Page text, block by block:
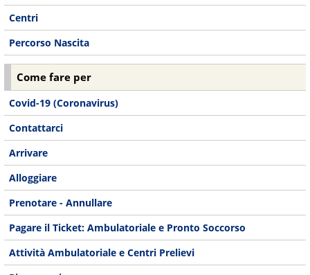
Centri
Percorso Nascita
Come fare per
Covid-19 (Coronavirus)
Contattarci
Arrivare
Alloggiare
Prenotare - Annullare
Pagare il Ticket: Ambulatoriale e Pronto Soccorso
Attività Ambulatoriale e Centri Prelievi